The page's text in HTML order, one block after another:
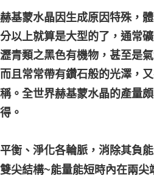
赫基蒙水晶因生成原因特殊，
分以上就算是大型的了，通常
瀝青類之黑色有機物，甚至是
而且常常帶有鑽石般的光澤，
稱。全世界赫基蒙水晶的產量
得。
平衡、淨化各輪脈，消除其負能
雙尖結構~能量能短時內在兩尖